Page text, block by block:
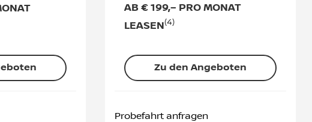
AB € 199,– PRO MONAT
LEASEN(4)
Zu den Angeboten
Probefahrt anfragen